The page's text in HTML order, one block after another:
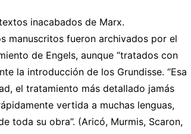
inacabados de Marx.
manuscritos fueron archivados por el
de Engels, aunque “tratados con
la introducción de los Grundisse. “Esa
el tratamiento más detallado jamás
vertida a muchas lenguas,
toda su obra”. (Aricó, Murmis, Scaron,